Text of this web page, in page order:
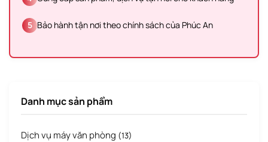
5 Bảo hành tận nơi theo chính sách của Phúc An
Danh mục sản phẩm
Dịch vụ máy văn phòng (13)